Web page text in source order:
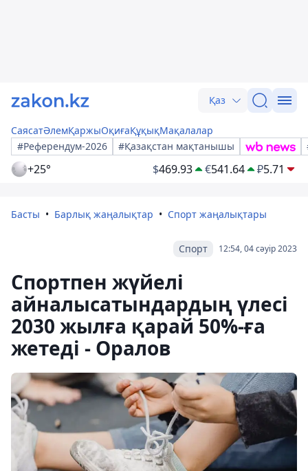
Қаз
СаясатӘлемҚаржыОқиғаҚұқықМақалалар
#Референдум-2026
#Қазақстан мақтанышы
+25° $469.93 €541.64 ₽5.71
Басты Барлық жаңалықтар Спорт жаңалықтары
12:54, 04 сәуір 2023
Спорт
Спортпен жүйелі
айналысатындардың үлесі
2030 жылға қарай 50%-ға
жетеді - Оралов